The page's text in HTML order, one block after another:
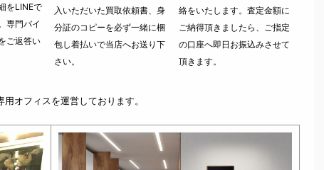
をLINEで
専門バイ
ご返答い
入いただいた買取依頼書、身
分証のコピーを必ず一緒に梱
包し着払いで当店へお送り下
さい。
絡をいたします。査定金額に
ご納得頂きましたら、ご指定
の口座へ即日お振込みさせて
頂きます。
オフィスを運営しております。